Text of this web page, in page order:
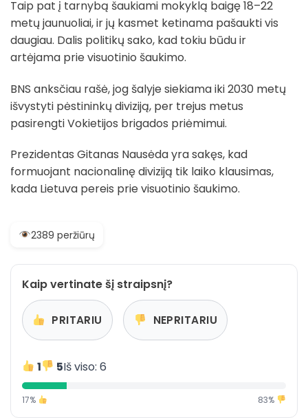
Taip pat į tarnybą šaukiami mokyklą baigę 18–22
metų jaunuoliai, ir jų kasmet ketinama pašaukti vis
daugiau. Dalis politikų sako, kad tokiu būdu ir
artėjama prie visuotinio šaukimo.
BNS anksčiau rašė, jog šalyje siekiama iki 2030 metų
išvystyti pėstininkų diviziją, per trejus metus
pasirengti Vokietijos brigados priėmimui.
Prezidentas Gitanas Nausėda yra sakęs, kad
formuojant nacionalinę diviziją tik laiko klausimas,
kada Lietuva pereis prie visuotinio šaukimo.
2389 peržiūrų
Kaip vertinate šį straipsnį?
PRITARIU NEPRITARIU
1 5Iš viso: 6
17% 83%